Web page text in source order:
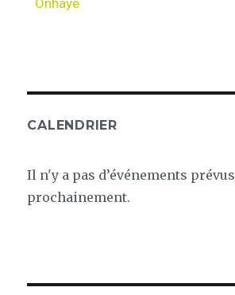
Onhaye
CALENDRIER
Il n'y a pas d’événements prévus
prochainement.